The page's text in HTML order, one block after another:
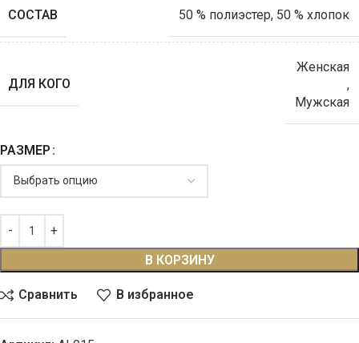
СОСТАВ 50 % полиэстер, 50 % хлопок
ДЛЯ КОГО
Женская
,
Мужская
РАЗМЕР
В КОРЗИНУ
Сравнить В избранное